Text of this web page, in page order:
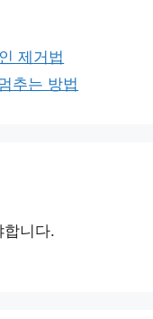
제거법
추는 방법
합니다.